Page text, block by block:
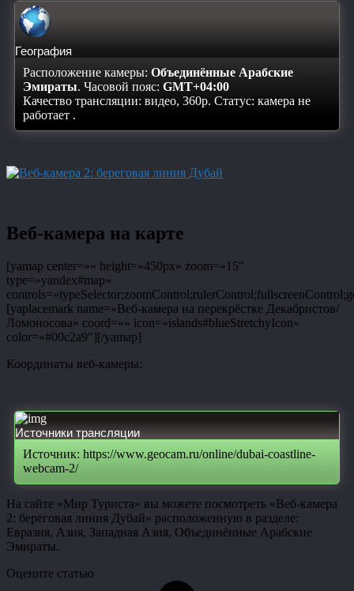
География
Расположение камеры: Объединённые Арабские
Эмираты. Часовой пояс: GMT+04:00
Качество трансляции: видео, 360p. Статус: камера не
работает .
Веб-камера на карте
[yamap center=»» height=»450px» zoom=»15″
type=»yandex#map»
[yaplacemark name=»Веб-камера на перекрёстке Декабристов/
Ломоносова» coord=»» icon=»islands#blueStretchyIcon»
color=»#00c2a9″][/yamap]
Координаты веб-камеры:
Источники трансляции
Источник: https://www.geocam.ru/online/dubai-coastline-
webcam-2/
На сайте «Мир Туриста» вы можете посмотреть «Веб-камера
2: береговая линия Дубай» расположенную в разделе:
Евразия, Азия, Западная Азия, Объединённые Арабские
Эмираты.
Оцените статью